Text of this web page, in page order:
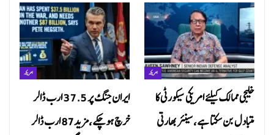
امریکہ
ایران جنگ پر 37.5 ارب ڈالر
خرچ ہوچکے،مزید87 ارب ڈالر
امریکہ
خلیجی ممالک کیلئے امریکی سیکورٹی کا
متبادل بن سکتا ہے ،سینئر بھارتی